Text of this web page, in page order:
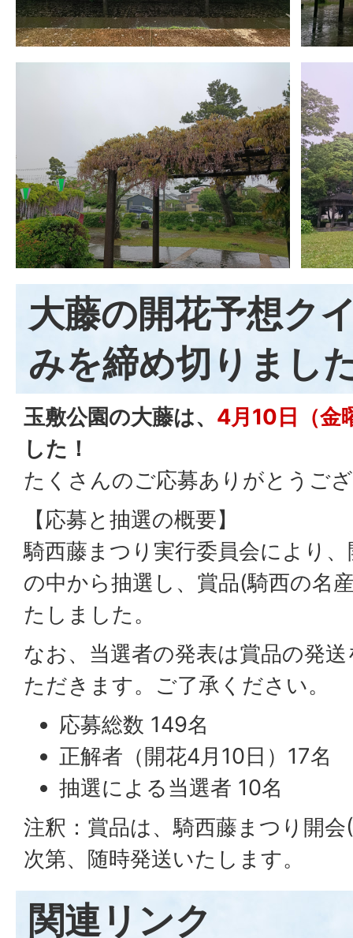
大藤の開花予想ク
みを締め切りまし
玉敷公園の大藤は、 4月10日（金
した！
たくさんのご応募ありがとうご
【応募と抽選の概要】
騎西藤まつり実行委員会により
の中から抽選し、賞品(騎西の名
たしました。
なお、当選者の発表は賞品の発
ただきます。ご了承ください。
応募総数 149名
正解者（開花4月10日）17名
抽選による当選者 10名
注釈：賞品は、騎西藤まつり開
次第、随時発送いたします。
関連リンク